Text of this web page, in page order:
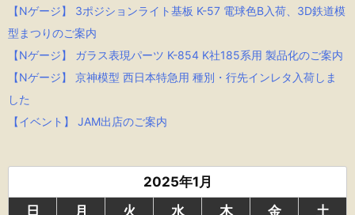
【Nゲージ】 3ポジションライト基板 K-57 電球色B入荷、3D鉄道模
型まつりのご案内
【Nゲージ】 ガラス表現パーツ K-854 K社185系用 製品化のご案内
【Nゲージ】 京神模型 西日本特急用 種別・行先インレタ入荷しま
した
【イベント】 JAM出店のご案内
2025年1月
日
月 火 水 木 金
土